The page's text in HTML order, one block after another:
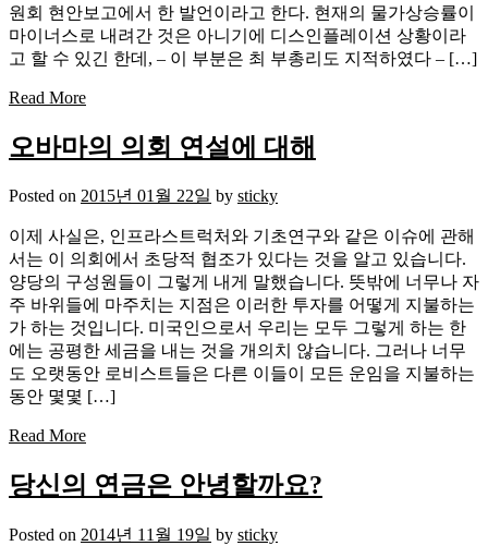
원회 현안보고에서 한 발언이라고 한다. 현재의 물가상승률이
마이너스로 내려간 것은 아니기에 디스인플레이션 상황이라
고 할 수 있긴 한데, – 이 부분은 최 부총리도 지적하였다 – […]
Read More
오바마의 의회 연설에 대해
Posted on 2015년 01월 22일 by sticky
이제 사실은, 인프라스트럭처와 기초연구와 같은 이슈에 관해
서는 이 의회에서 초당적 협조가 있다는 것을 알고 있습니다.
양당의 구성원들이 그렇게 내게 말했습니다. 뜻밖에 너무나 자
주 바위들에 마주치는 지점은 이러한 투자를 어떻게 지불하는
가 하는 것입니다. 미국인으로서 우리는 모두 그렇게 하는 한
에는 공평한 세금을 내는 것을 개의치 않습니다. 그러나 너무
도 오랫동안 로비스트들은 다른 이들이 모든 운임을 지불하는
동안 몇몇 […]
Read More
당신의 연금은 안녕할까요?
Posted on 2014년 11월 19일 by sticky